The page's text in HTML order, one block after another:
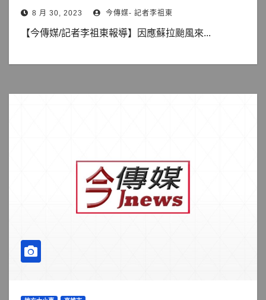
8 月 30, 2023 今傳媒- 記者李祖東
【今傳媒/記者李祖東報導】因應蘇拉颱風來...